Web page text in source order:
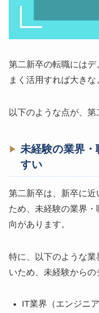
第二新卒の転職にはデ
まく活用すれば大きな
以下のような点が、第
未経験の業界
すい
第二新卒は、新卒に
ため、未経験の業界
向があります。
特に、以下のような
いため、未経験からの
IT業界（エンジニ